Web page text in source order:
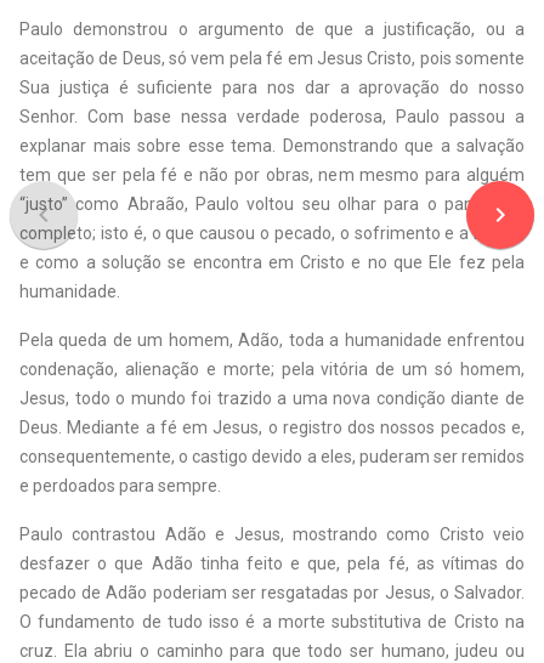
navigate_before
Paulo demonstrou o argumento de que a justificação, ou a
aceitação de Deus, só vem pela fé em Jesus Cristo, pois somente
Sua justiça é suficiente para nos dar a aprovação do nosso
Senhor. Com base nessa verdade poderosa, Paulo passou a
explanar mais sobre esse tema. Demonstrando que a salvação
tem que ser pela fé e não por obras, nem mesmo para alguém
“justo” como Abraão, Paulo voltou seu olhar para o panorama
completo; isto é, o que causou o pecado, o sofrimento e a morte,
e como a solução se encontra em Cristo e no que Ele fez pela
humanidade.
Pela queda de um homem, Adão, toda a humanidade enfrentou
condenação, alienação e morte; pela vitória de um só homem,
Jesus, todo o mundo foi trazido a uma nova condição diante de
Deus. Mediante a fé em Jesus, o registro dos nossos pecados e,
consequentemente, o castigo devido a eles, puderam ser remidos
e perdoados para sempre.
Paulo contrastou Adão e Jesus, mostrando como Cristo veio
desfazer o que Adão tinha feito e que, pela fé, as vítimas do
pecado de Adão poderiam ser resgatadas por Jesus, o Salvador.
O fundamento de tudo isso é a morte substitutiva de Cristo na
cruz. Ela abriu o caminho para que todo ser humano, judeu ou
navigate_next